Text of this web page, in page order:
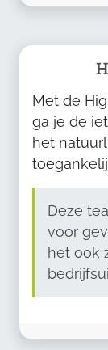
Met de
ga je de
het
Deze
voor
het ook